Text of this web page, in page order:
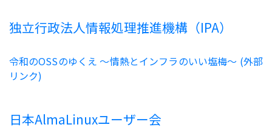
独立行政法人情報処理推進機構（IPA）
令和のOSSのゆくえ 〜情熱とインフラのいい塩梅〜 (外部
リンク)
日本AlmaLinuxユーザー会